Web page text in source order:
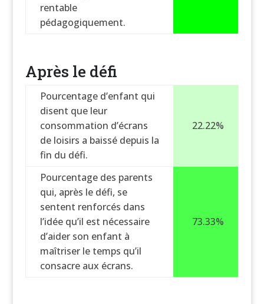
rentable
pédagogiquement.
Après le défi
Pourcentage d’enfant qui
disent que leur
consommation d’écrans
de loisirs a baissé depuis la
fin du défi.
22.22%
Pourcentage des parents
qui, après le défi, se
sentent renforcés dans
l’idée qu’il est nécessaire
d’aider son enfant à
maîtriser le temps qu’il
consacre aux écrans.
73.33%